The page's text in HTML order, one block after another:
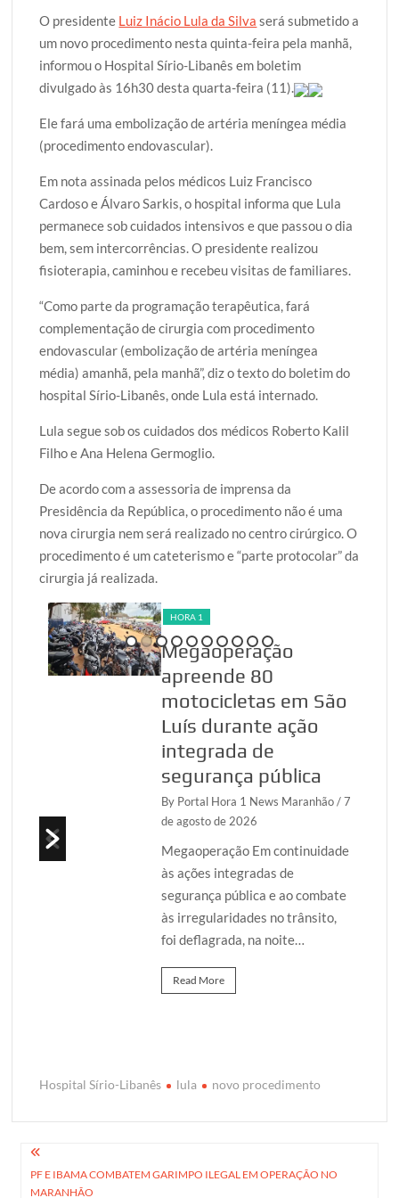
i
t
t
e
c
e
b
o
k
a
t
s
A
p
p
o
g
g
e
a
r
e
O presidente Luiz Inácio Lula da Silva será submetido a
um novo procedimento nesta quinta-feira pela manhã,
informou o Hospital Sírio-Libanês em boletim
divulgado às 16h30 desta quarta-feira (11).
Ele fará uma embolização de artéria meníngea média
(procedimento endovascular).
Em nota assinada pelos médicos Luiz Francisco
Cardoso e Álvaro Sarkis, o hospital informa que Lula
permanece sob cuidados intensivos e que passou o dia
bem, sem intercorrências. O presidente realizou
fisioterapia, caminhou e recebeu visitas de familiares.
“Como parte da programação terapêutica, fará
complementação de cirurgia com procedimento
endovascular (embolização de artéria meníngea
média) amanhã, pela manhã”, diz o texto do boletim do
hospital Sírio-Libanês, onde Lula está internado.
Lula segue sob os cuidados dos médicos Roberto Kalil
Filho e Ana Helena Germoglio.
De acordo com a assessoria de imprensa da
Presidência da República, o procedimento não é uma
nova cirurgia nem será realizado no centro cirúrgico. O
procedimento é um cateterismo e “parte protocolar” da
cirurgia já realizada.
HORA 1
Megaoperação
apreende 80
motocicletas em São
Luís durante ação
integrada de
segurança pública
By Portal Hora 1 News Maranhão/ 7
de agosto de 2026
Megaoperação Em continuidade
às ações integradas de
segurança pública e ao combate
às irregularidades no trânsito,
foi deflagrada, na noite…
Read More
Hospital Sírio-Libanês lula novo procedimento
Navegação
dePF E IBAMA COMBATEM GARIMPO ILEGAL EM OPERAÇÃO NO
MARANHÃO